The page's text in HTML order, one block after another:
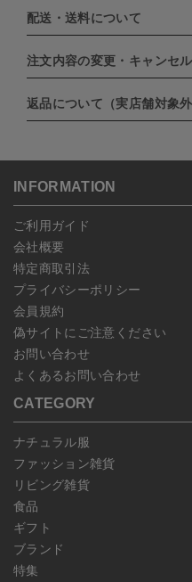
下記お支払い方法よりお選びい
・クレジットカード（
EXPRESS,Diners Club）
・PayPay
・NP後払い
配送・送料について
配達業者：日本郵便
北海道：1,400円
沖縄：1,400円
注文内容の変更・キャンセ
ご注文日当日から翌日の
セルは可能です。
ンセルしていただいた後、ご
予約商品など一部キャンセル
じめご了承ください。
返品について（実店舗対象外
こちらよりご依頼ください。
INFORMATION
ご利用ガイド
会社概要
特定商取引法
プライバシーポリシー
会員規約
偽サイトにご注意ください
お問い合わせ
よくあるお問い合わせ
CATEGORY
ナチュラル服
ファッション雑貨
リビング雑貨
食品
ギフト
ブランド
特集